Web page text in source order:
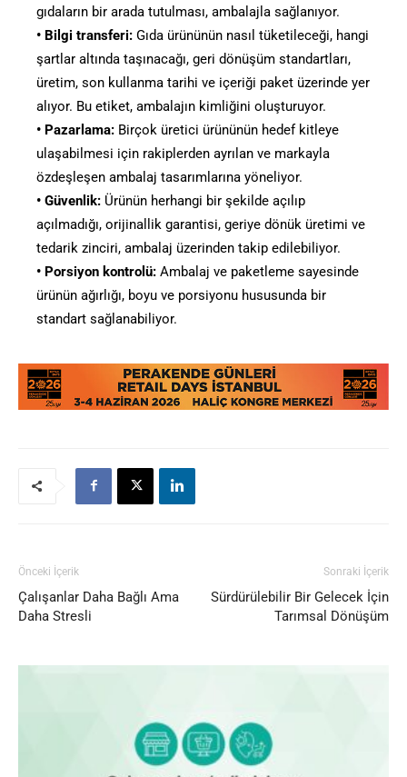
gıdaların bir arada tutulması, ambalajla sağlanıyor.
• Bilgi transferi: Gıda ürününün nasıl tüketileceği, hangi
şartlar altında taşınacağı, geri dönüşüm standartları,
üretim, son kullanma tarihi ve içeriği paket üzerinde yer
alıyor. Bu etiket, ambalajın kimliğini oluşturuyor.
• Pazarlama: Birçok üretici ürününün hedef kitleye
ulaşabilmesi için rakiplerden ayrılan ve markayla
özdeşleşen ambalaj tasarımlarına yöneliyor.
• Güvenlik: Ürünün herhangi bir şekilde açılıp
açılmadığı, orijinallik garantisi, geriye dönük üretimi ve
tedarik zinciri, ambalaj üzerinden takip edilebiliyor.
• Porsiyon kontrolü: Ambalaj ve paketleme sayesinde
ürünün ağırlığı, boyu ve porsiyonu hususunda bir
standart sağlanabiliyor.
Önceki İçerik
Çalışanlar Daha Bağlı Ama
Daha Stresli
Sonraki İçerik
Sürdürülebilir Bir Gelecek İçin
Tarımsal Dönüşüm